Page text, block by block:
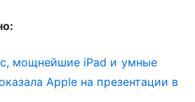
мощнейшие iPad и умные
Apple на презентации в